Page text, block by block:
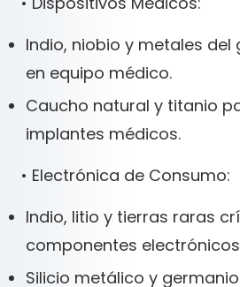
Indio, niobio y metales
en equipo médico.
Caucho natural y titanio
implantes médicos.
• Electrónica de Consumo:
Indio, litio y tierras raras
componentes
Silicio metálico y